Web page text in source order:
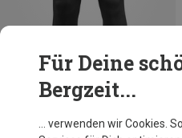
Du sparst 19%
Für Deine
Bergzeit...
… verwenden wir Cookies.